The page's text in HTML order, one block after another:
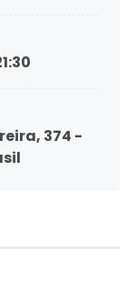
374 -